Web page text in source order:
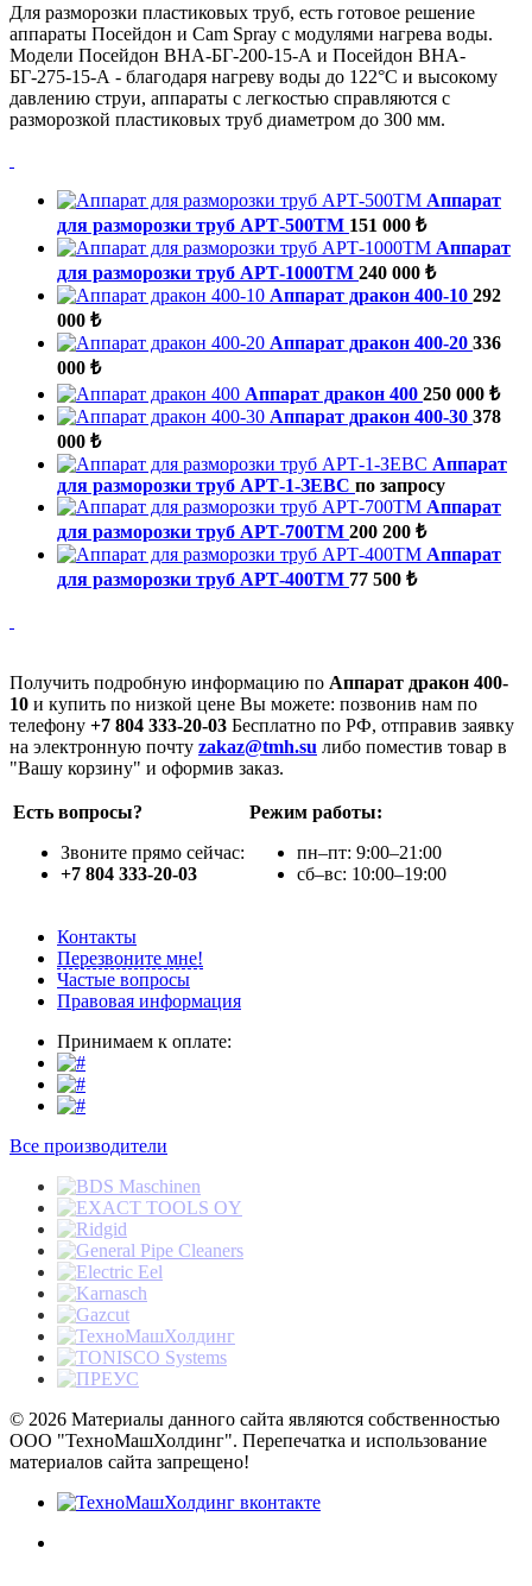
Для разморозки пластиковых труб, есть готовое решение
аппараты Посейдон и Cam Spray с модулями нагрева воды.
Модели Посейдон ВНА-БГ-200-15-А и Посейдон ВНА-
БГ-275-15-А - благодаря нагреву воды до 122°С и высокому
давлению струи, аппараты с легкостью справляются с
разморозкой пластиковых труб диаметром до 300 мм.
Аппарат
для разморозки труб АРТ-500ТМ 151 000 ₺
Аппарат
для разморозки труб АРТ-1000ТМ 240 000 ₺
Аппарат дракон 400-10 292
000 ₺
Аппарат дракон 400-20 336
000 ₺
Аппарат дракон 400 250 000 ₺
Аппарат дракон 400-30 378
000 ₺
Аппарат
для разморозки труб АРТ-1-ЗЕВС по запросу
Аппарат
для разморозки труб АРТ-700ТМ 200 200 ₺
Аппарат
для разморозки труб АРТ-400ТМ 77 500 ₺
Получить подробную информацию по Аппарат дракон 400-
10 и купить по низкой цене Вы можете: позвонив нам по
телефону +7 804 333-20-03 Бесплатно по РФ, отправив заявку
на электронную почту zakaz@tmh.su либо поместив товар в
"Вашу корзину" и оформив заказ.
Есть вопросы?
Звоните прямо сейчас:
+7 804 333-20-03
Режим работы:
пн–пт: 9:00–21:00
сб–вс: 10:00–19:00
Контакты
Перезвоните мне!
Частые вопросы
Правовая информация
Принимаем к оплате:
Все производители
© 2026 Материалы данного сайта являются собственностью
ООО "ТехноМашХолдинг". Перепечатка и использование
материалов сайта запрещено!